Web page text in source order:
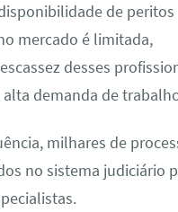
de peritos
mercado é limitada,
desses
alta demanda de
milhares de
no sistema judiciário